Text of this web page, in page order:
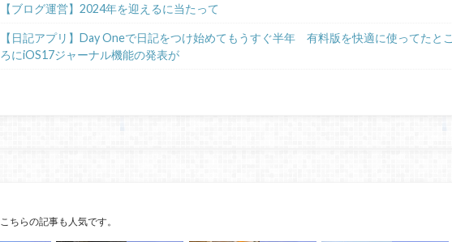
【ブログ運営】2024年を迎えるに当たって
【日記アプリ】Day Oneで日記をつけ始めてもうすぐ半年 有料版を快適に使ってたとこ
ろにiOS17ジャーナル機能の発表が
こちらの記事も人気です。